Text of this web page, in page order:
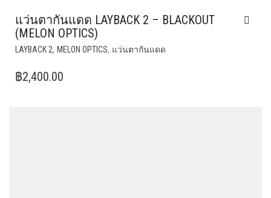
แว่นตากันแดด LAYBACK 2 – BLACKOUT
(MELON OPTICS)
LAYBACK 2, MELON OPTICS, แว่นตากันแดด
฿2,400.00